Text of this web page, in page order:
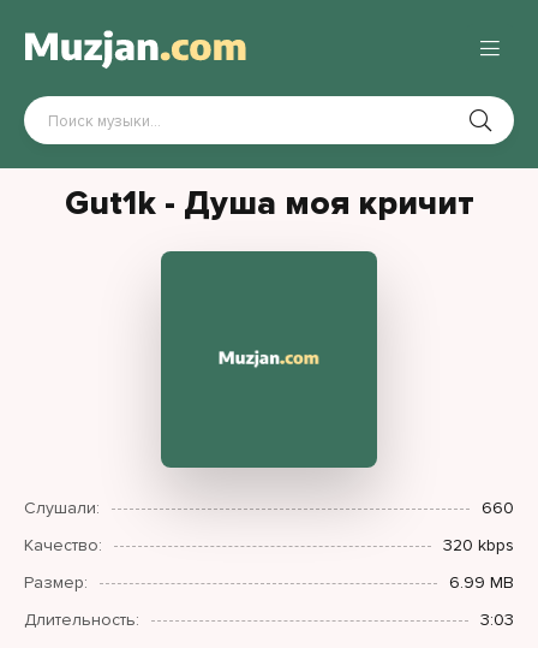
Gut1k - Душа моя кричит
Слушали:
660
Качество:
320 kbps
Размер:
6.99 MB
Длительность:
3:03